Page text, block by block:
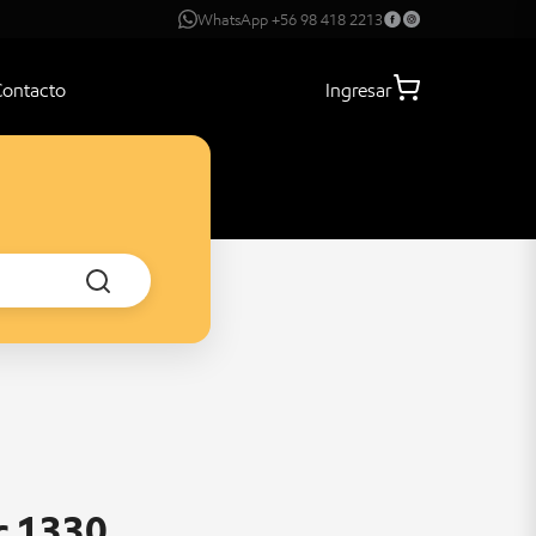
WhatsApp +56 98 418 2213
Ingresar